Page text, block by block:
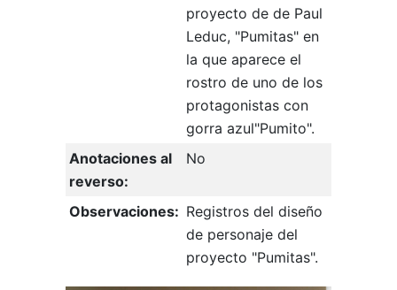
proyecto de de Paul
Leduc, "Pumitas" en
la que aparece el
rostro de uno de los
protagonistas con
gorra azul"Pumito".
Anotaciones al
reverso:
No
Observaciones: Registros del diseño
de personaje del
proyecto "Pumitas".